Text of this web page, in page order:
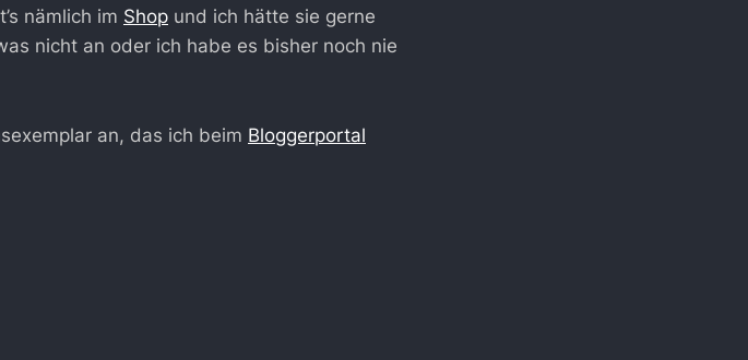
nämlich im Shop und ich hätte sie gerne
nicht an oder ich habe es bisher noch nie
an, das ich beim Bloggerportal